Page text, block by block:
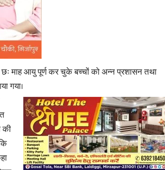
Paper
छः माह आयु पूर्ण कर चुके बच्चों को अन्न प्रशासन तथा
गया।
की